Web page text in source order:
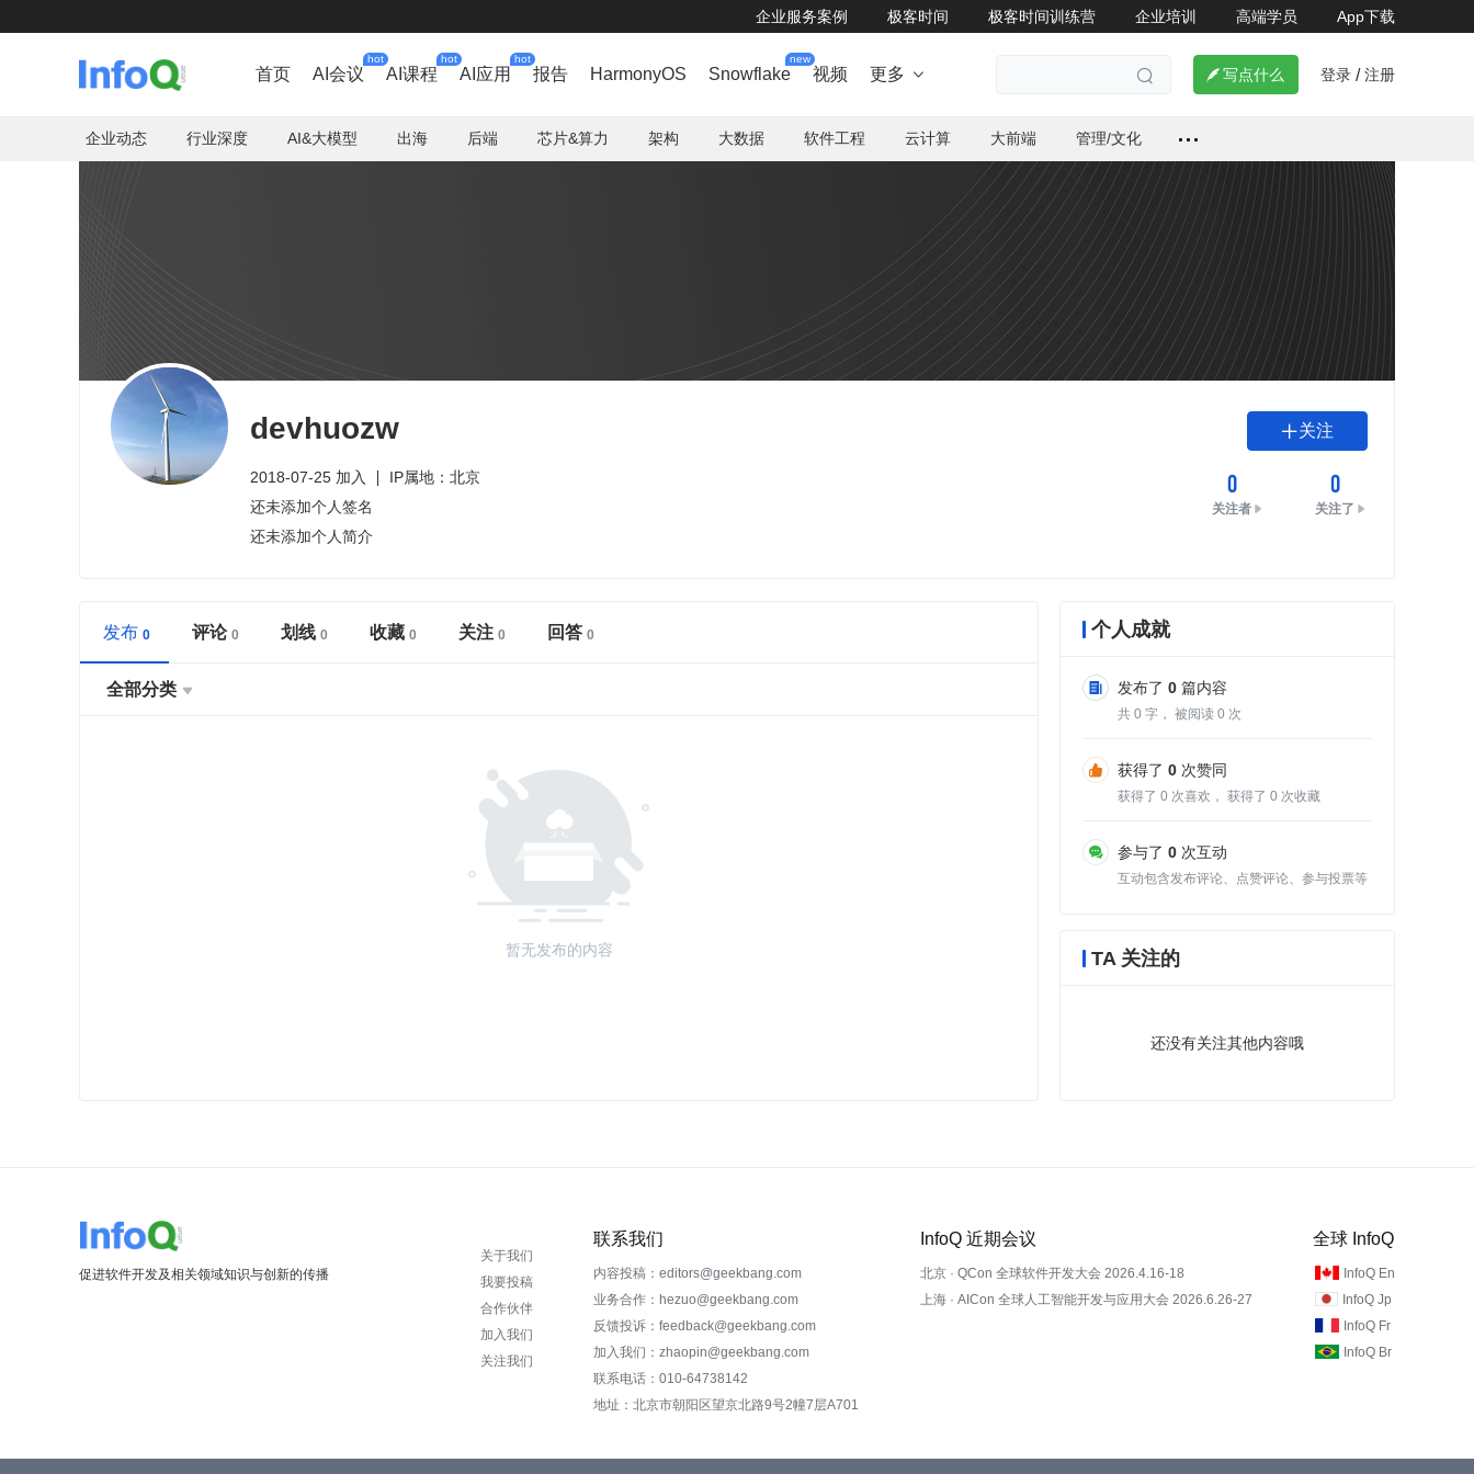
企业服务案例 极客时间 极客时间训练营 企业培训 高端学员 App下载
首页 AI会议
hot
AI课程
hot
AI应用
hot
报告 HarmonyOS Snowflake
new
视频 更多    写点什么 登录 / 注册
企业动态 行业深度 AI&大模型 出海 后端 芯片&算力 架构 大数据 软件工程 云计算 大前端 管理/文化
devhuozw
2018-07-25 加入
IP属地：北京
还未添加个人签名
还未添加个人简介
关注
0
关注者
0
关注了
发布 评论 划线 收藏 关注 回答
全部分类 
暂无发布的内容
个人成就
发布了 0 篇内容
共 0 字， 被阅读 0 次
获得了 0 次赞同
获得了 0 次喜欢， 获得了 0 次收藏
参与了 0 次互动
互动包含发布评论、点赞评论、参与投票等
TA 关注的
还没有关注其他内容哦
促进软件开发及相关领域知识与创新的传播
关于我们
我要投稿
合作伙伴
加入我们
关注我们
联系我们
内容投稿：editors@geekbang.com
业务合作：hezuo@geekbang.com
反馈投诉：feedback@geekbang.com
加入我们：zhaopin@geekbang.com
联系电话：010-64738142
地址：北京市朝阳区望京北路9号2幢7层A701
InfoQ 近期会议
北京 · QCon 全球软件开发大会 2026.4.16-18
上海 · AICon 全球人工智能开发与应用大会 2026.6.26-27
全球 InfoQ
InfoQ En
InfoQ Jp
InfoQ Fr
InfoQ Br